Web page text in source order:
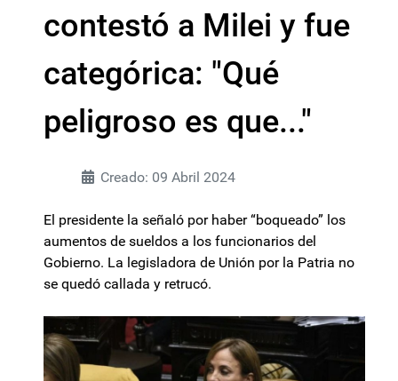
contestó a Milei y fue
categórica: "Qué
peligroso es que..."
Creado: 09 Abril 2024
El presidente la señaló por haber “boqueado” los
aumentos de sueldos a los funcionarios del
Gobierno. La legisladora de Unión por la Patria no
se quedó callada y retrucó.